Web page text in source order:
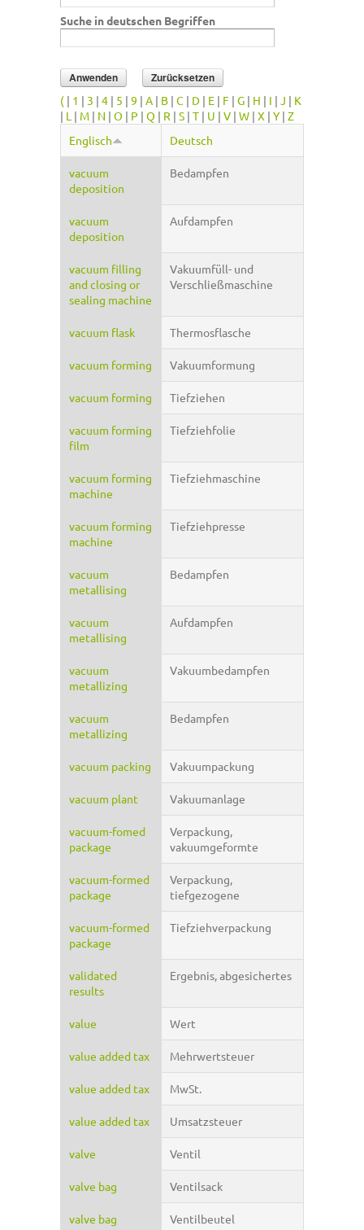
Suche in deutschen Begriffen
( | 1 | 3 | 4 | 5 | 9 | A | B | C | D | E | F | G | H | I | J | K
| L | M | N | O | P | Q | R | S | T | U | V | W | X | Y | Z
Englisch
Deutsch
vacuum
deposition
Bedampfen
vacuum
deposition
Aufdampfen
vacuum filling
and closing or
sealing machine
Vakuumfüll- und
Verschließmaschine
vacuum flask Thermosflasche
vacuum forming Vakuumformung
vacuum forming Tiefziehen
vacuum forming
film
Tiefziehfolie
vacuum forming
machine
Tiefziehmaschine
vacuum forming
machine
Tiefziehpresse
vacuum
metallising
Bedampfen
vacuum
metallising
Aufdampfen
vacuum
metallizing
Vakuumbedampfen
vacuum
metallizing
Bedampfen
vacuum packing Vakuumpackung
vacuum plant Vakuumanlage
vacuum-fomed
package
Verpackung,
vakuumgeformte
vacuum-formed
package
Verpackung,
tiefgezogene
vacuum-formed
package
Tiefziehverpackung
validated
results
Ergebnis, abgesichertes
value Wert
value added tax Mehrwertsteuer
value added tax MwSt.
value added tax Umsatzsteuer
valve Ventil
valve bag Ventilsack
valve bag Ventilbeutel